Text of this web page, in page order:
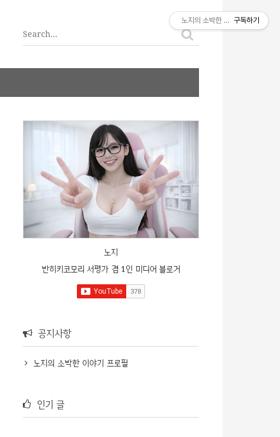
노지
반히키코모리 서평가 겸 1인 미디어 블로거
공지사항
노지의 소박한 이야기 프로필
인기 글
노지의 소박한 이야기구독하기